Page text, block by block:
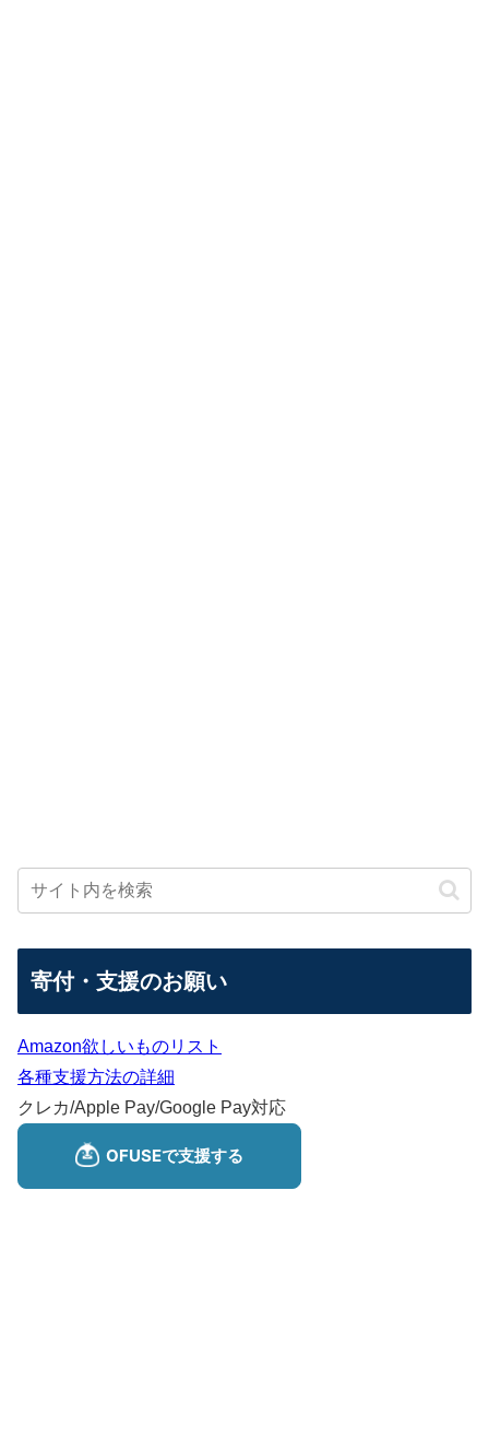
寄付・支援のお願い
Amazon欲しいものリスト
各種支援方法の詳細
クレカ/Apple Pay/Google Pay対応